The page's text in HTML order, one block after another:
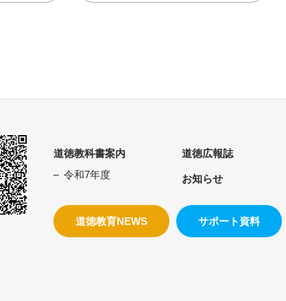
道徳教科書案内
令和7年度
道徳広報誌
お知らせ
道徳教育NEWS サポート資料